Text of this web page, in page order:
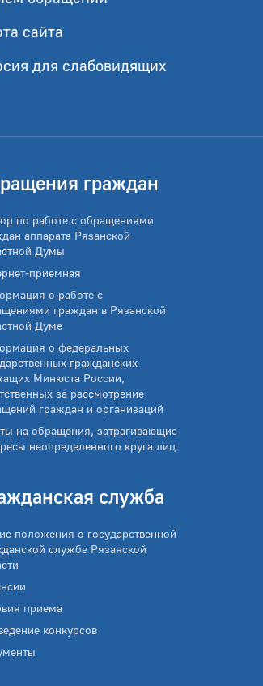
сайта
для слабовидящих
граждан
по работе с обращениями
аппарата Рязанской
Думы
приемная
о работе с
граждан в Рязанской
Думе
о федеральных
гражданских
Минюста России,
за рассмотрение
граждан и организаций
на обращения, затрагивающие
неопределенного круга лиц
служба
положения о государственной
службе Рязанской
приема
конкурсов